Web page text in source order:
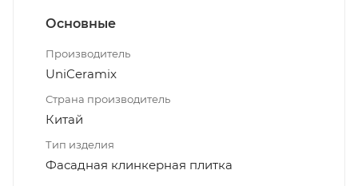
Основные
Производитель
UniCeramix
Страна производитель
Китай
Тип изделия
Фасадная клинкерная плитка